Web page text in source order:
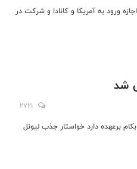
ورود به آمریکا و کانادا و شرکت در
شد
2721
برعهده دارد خواستار جذب لیونل